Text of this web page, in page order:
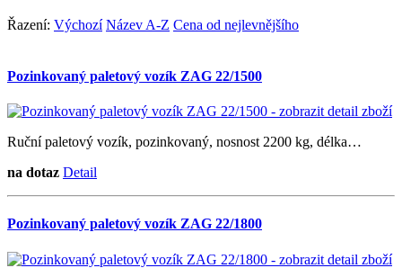
Řazení: Výchozí Název A-Z Cena od nejlevnějšího
Pozinkovaný paletový vozík ZAG 22/1500
Ruční paletový vozík, pozinkovaný, nosnost 2200 kg, délka…
na dotaz Detail
Pozinkovaný paletový vozík ZAG 22/1800